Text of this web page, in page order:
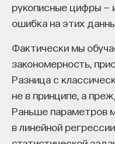
рукописные цифры —
ошибка на этих
Фактически мы
закономерность,
Разница с
не в принципе, а
Раньше параметров
в линейной